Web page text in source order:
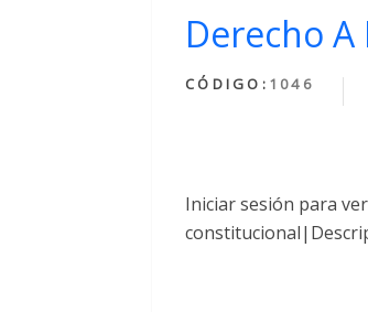
Derecho A
CÓDIGO: 1046
Iniciar sesión para